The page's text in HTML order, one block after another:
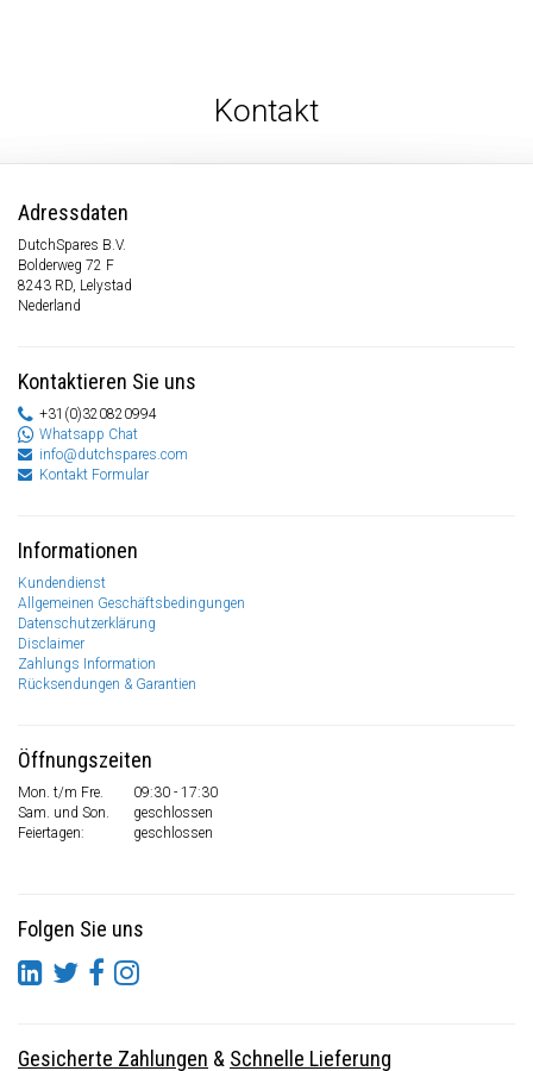
Kontakt
Adressdaten
DutchSpares B.V.
Bolderweg 72 F
8243 RD, Lelystad
Nederland
Kontaktieren Sie uns
+31(0)320820994
Whatsapp Chat
info@dutchspares.com
Kontakt Formular
Informationen
Kundendienst
Allgemeinen Geschäftsbedingungen
Datenschutzerklärung
Disclaimer
Zahlungs Information
Rücksendungen & Garantien
Öffnungszeiten
Mon. t/m Fre.
09:30 - 17:30
Sam. und Son.
geschlossen
Feiertagen:
geschlossen
Folgen Sie uns
Gesicherte Zahlungen & Schnelle Lieferung